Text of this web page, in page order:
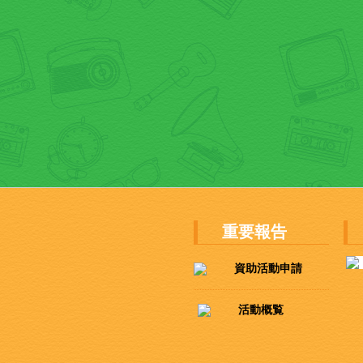
重要報告
資助活動申請
活動概覧